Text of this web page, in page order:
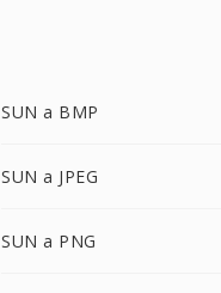
SUN a BMP
SUN a JPEG
SUN a PNG